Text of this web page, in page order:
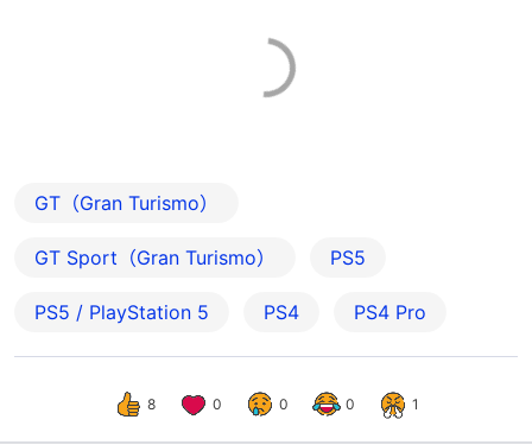
GT（Gran Turismo）
GT Sport（Gran Turismo） PS5
PS5 / PlayStation 5 PS4 PS4 Pro
8 0 0 0 1